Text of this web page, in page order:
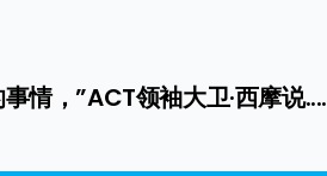
情，”ACT领袖大卫·西摩说....